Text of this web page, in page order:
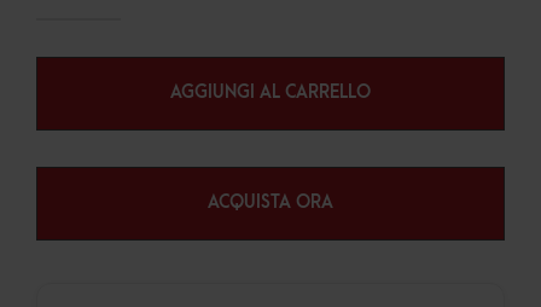
AGGIUNGI AL CARRELLO
ACQUISTA ORA